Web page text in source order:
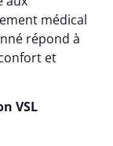
médical
répond à
et
VSL